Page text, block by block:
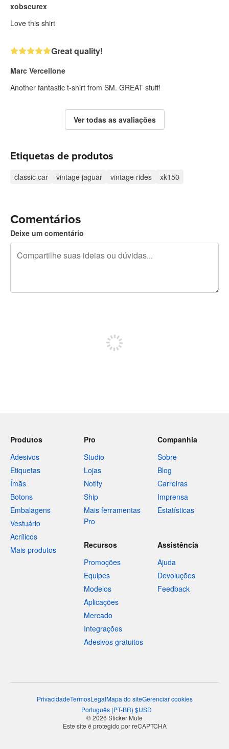
xobscurex
Love this shirt
Great quality!
Marc Vercellone
Another fantastic t-shirt from SM. GREAT stuff!
Ver todas as avaliações
Etiquetas de produtos
classic car vintage jaguar vintage rides xk150
Comentários
Deixe um comentário
Produtos
Adesivos
Etiquetas
Ímãs
Botons
Embalagens
Vestuário
Acrílicos
Mais produtos
Pro
Studio
Lojas
Notify
Ship
Mais ferramentas
Pro
Companhia
Sobre
Blog
Carreiras
Imprensa
Estatísticas
Recursos
Promoções
Equipes
Modelos
Aplicações
Mercado
Integrações
Adesivos gratuitos
Assistência
Ajuda
Devoluções
Feedback
PrivacidadeTermosLegalMapa do siteGerenciar cookies
Português (PT-BR) $USD
© 2026 Sticker Mule
Este site é protegido por reCAPTCHA